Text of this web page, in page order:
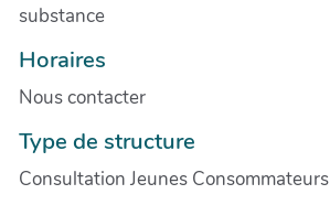
substance
Horaires
Nous contacter
Type de structure
Consultation Jeunes Consommateurs